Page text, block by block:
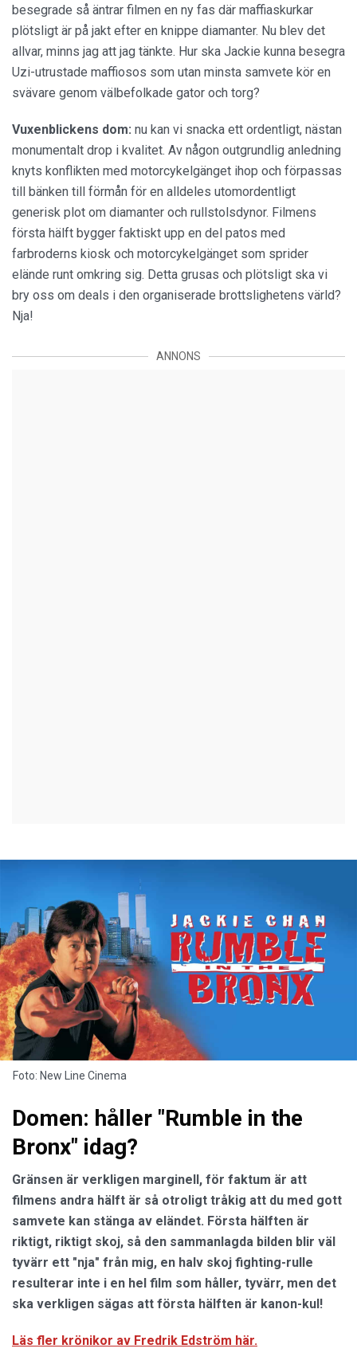
besegrade så äntrar filmen en ny fas där maffiaskurkar
plötsligt är på jakt efter en knippe diamanter. Nu blev det
allvar, minns jag att jag tänkte. Hur ska Jackie kunna besegra
Uzi-utrustade maffiosos som utan minsta samvete kör en
svävare genom välbefolkade gator och torg?
Vuxenblickens dom: nu kan vi snacka ett ordentligt, nästan
monumentalt drop i kvalitet. Av någon outgrundlig anledning
knyts konflikten med motorcykelgänget ihop och förpassas
till bänken till förmån för en alldeles utomordentligt
generisk plot om diamanter och rullstolsdynor. Filmens
första hälft bygger faktiskt upp en del patos med
farbroderns kiosk och motorcykelgänget som sprider
elände runt omkring sig. Detta grusas och plötsligt ska vi
bry oss om deals i den organiserade brottslighetens värld?
Nja!
ANNONS
Foto: New Line Cinema
Domen: håller "Rumble in the
Bronx" idag?
Gränsen är verkligen marginell, för faktum är att
filmens andra hälft är så otroligt tråkig att du med gott
samvete kan stänga av eländet. Första hälften är
riktigt, riktigt skoj, så den sammanlagda bilden blir väl
tyvärr ett "nja" från mig, en halv skoj fighting-rulle
resulterar inte i en hel film som håller, tyvärr, men det
ska verkligen sägas att första hälften är kanon-kul!
Läs fler krönikor av Fredrik Edström här.